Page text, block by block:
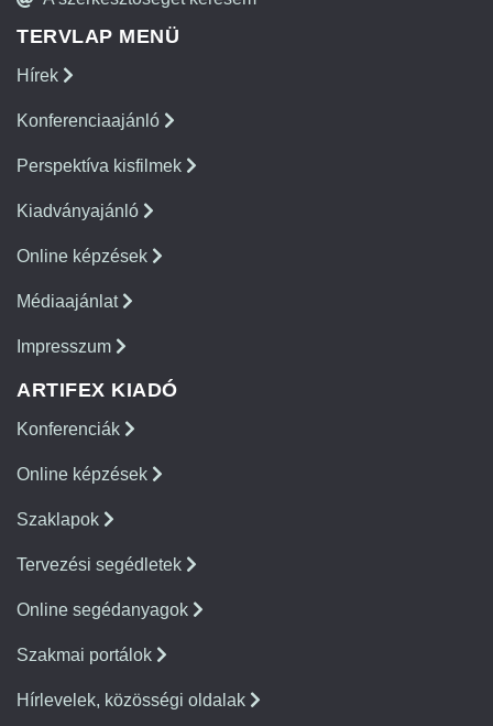
TERVLAP MENÜ
Hírek
Konferenciaajánló
Perspektíva kisfilmek
Kiadványajánló
Online képzések
Médiaajánlat
Impresszum
ARTIFEX KIADÓ
Konferenciák
Online képzések
Szaklapok
Tervezési segédletek
Online segédanyagok
Szakmai portálok
Hírlevelek, közösségi oldalak